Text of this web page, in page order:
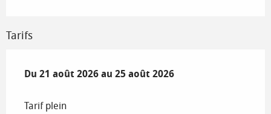
Tarifs
Du 21 août 2026 au 25 août 2026
Du 21 août 2026 au 25 août 2026
Tarif plein